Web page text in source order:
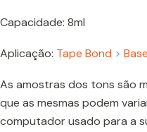
Capacidade: 8ml
Aplicação: Tape Bond > Base
As amostras dos tons são
que as mesmas podem
computador usado para a